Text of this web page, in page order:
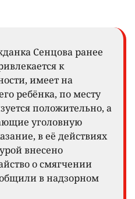
Сенцова ранее
к
имеет на
ребёнка, по месту
положительно, а
уголовную
в её действиях
внесено
о смягчении
в надзорном